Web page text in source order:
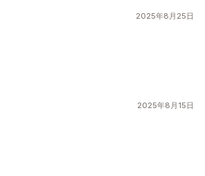
2025年8月25日
2025年8月15日